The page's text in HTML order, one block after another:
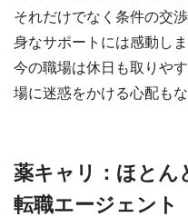
それだけでなく条件の交
身なサポートには感動しま
今の職場は休日も取りや
場に迷惑をかける心配もな
薬キャリ：ほとん
転職エージェント